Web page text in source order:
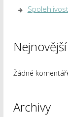
Žádné
Archivy